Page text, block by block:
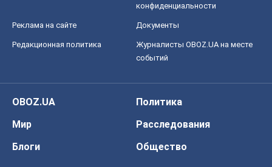
конфиденциальности
Реклама на сайте Документы
Редакционная политика
Журналисты OBOZ.UA на месте
событий
OBOZ.UA
Политика
Мир
Расследования
Блоги
Общество